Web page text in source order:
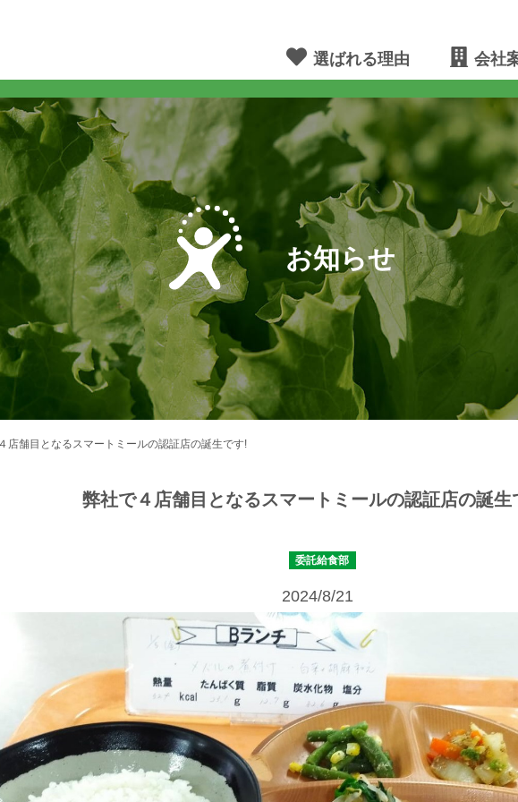
選ばれる理由 会社
お知らせ
店舗目となるスマートミールの認証店の誕生です!
弊社で４店舗目となるスマートミールの認証店の誕生
委託給食部
2024/8/21